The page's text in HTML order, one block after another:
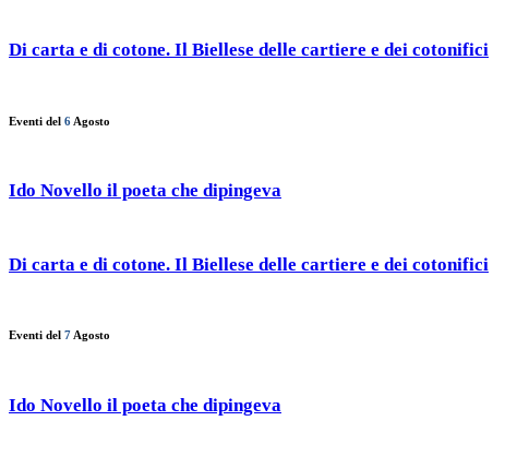
Di carta e di cotone. Il Biellese delle cartiere e dei cotonifici
Eventi del 6 Agosto
Ido Novello il poeta che dipingeva
Di carta e di cotone. Il Biellese delle cartiere e dei cotonifici
Eventi del 7 Agosto
Ido Novello il poeta che dipingeva